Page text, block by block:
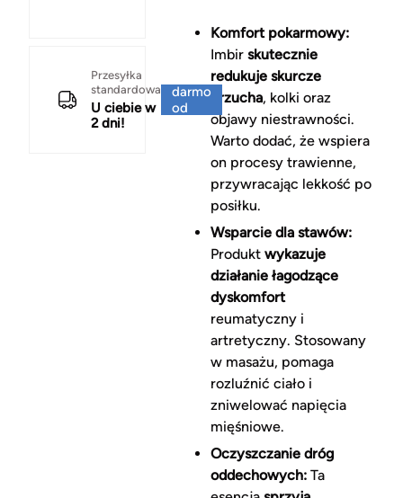
Przesyłka
standardowa
U ciebie w
2 dni!
darmo
od
Komfort pokarmowy:
Imbir skutecznie
redukuje skurcze
brzucha, kolki oraz
objawy niestrawności.
Warto dodać, że wspiera
on procesy trawienne,
przywracając lekkość po
posiłku.
Wsparcie dla stawów:
Produkt wykazuje
działanie łagodzące
dyskomfort
reumatyczny i
artretyczny. Stosowany
w masażu, pomaga
rozluźnić ciało i
zniwelować napięcia
mięśniowe.
Oczyszczanie dróg
oddechowych:Ta